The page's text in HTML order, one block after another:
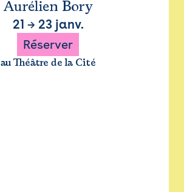
Aurélien Bory
21 → 23 janv.
Réserver
au Théâtre de la Cité